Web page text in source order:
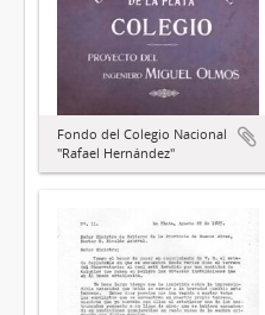
Fondo del Colegio Nacional
"Rafael Hernández"